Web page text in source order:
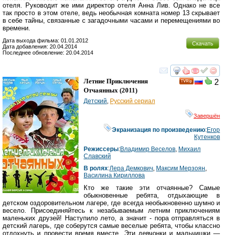
отеля. Руководит же ими директор отеля Анна Лив. Однако не все
так просто в этом отеле, ведь необычная комната номер 13 скрывает
в себе тайны, связанные с загадочными часами и перемещениями во
времени.
Скачать
Дата выхода фильма: 01.01.2012
Дата добавления: 20.04.2014
Последнее обновление: 20.04.2014
смотреть
2
Летние Приключения
Отчаянных (2011)
Детский, Русский сериал
Завершён
Экранизация по произведению:Егор
Кутенков
Режиссеры:Владимир Веселов, Михаил
Славский
В ролях:Лера Демкович, Максим Мерзоян,
Василина Кириллова
Кто же такие эти отчаянные? Самые
обыкновенные ребята, отдыхающие в
детском оздоровительном лагере, где всегда необыкновенно шумно и
весело. Присоединяйтесь к незабываемым летним приключениям
маленьких друзей! Наступило лето, а значит - пора отправляться в
детский лагерь, где соберутся самые веселые ребята, чтобы классно
отдохнуть и провести время вместе. Эти девчонки и мальчишки —